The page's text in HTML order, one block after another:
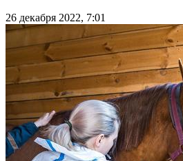
26 декабря 2022, 7:01